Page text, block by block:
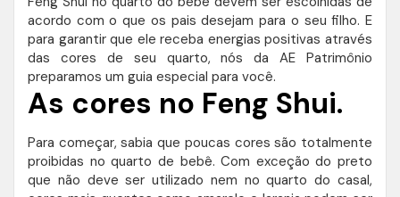
acordo com o que os pais desejam para o seu filho. E
para garantir que ele receba energias positivas através
das cores de seu quarto, nós da AE Patrimônio
preparamos um guia especial para você.
As cores no Feng Shui.
Para começar, sabia que poucas cores são totalmente
proibidas no quarto de bebê. Com exceção do preto
que não deve ser utilizado nem no quarto do casal,